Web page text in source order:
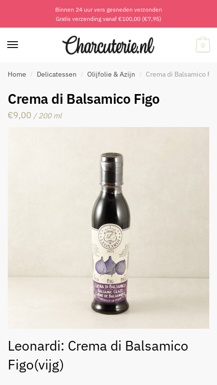
navigation
content
Binnen 24 uur vers gesneden verzonden
Gratis verzending vanaf €100,00 (€7,95)
0
Home / Delicatessen / Olijfolie & Azijn / Crema di Balsamico
Crema di Balsamico Figo
€9,00 / 200 ml
Leonardi: Crema di Balsamico
Figo(vijg)